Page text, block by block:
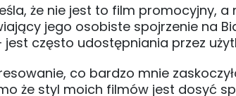
że nie jest to film promocyjny,
jego osobiste spojrzenie na
często udostępniania przez
co bardzo mnie
że styl moich filmów jest dosyć